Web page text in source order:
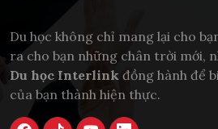
Du học không chỉ mang lại cho
ra cho bạn những chân trời mới,
Du học Interlink đồng hành để
của bạn thành hiện thực.